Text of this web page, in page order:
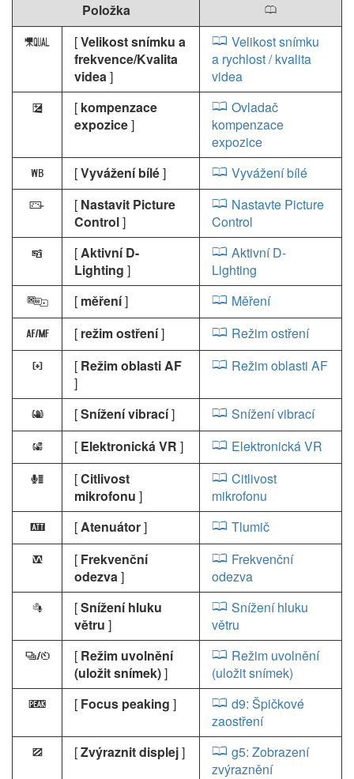
Položka
0
G [Velikost snímku a
frekvence/Kvalita
videa]
Velikost snímku
a rychlost / kvalita
videa
E [ kompenzace
expozice]
Ovladač
kompenzace
expozice
m [Vyvážení bílé] Vyvážení bílé
h [ Nastavit Picture
Control]
Nastavte Picture
Control
y [Aktivní D-
Lighting ]
Aktivní D-
Lighting
w [ měření] Měření
s [ režim ostření] Režim ostření
t [ Režim oblasti AF
]
Režim oblasti AF
u [Snížení vibrací] Snížení vibrací
4 [ Elektronická VR ] Elektronická VR
H [Citlivost
mikrofonu ]
Citlivost
mikrofonu
5 [Atenuátor] Tlumič
6 [ Frekvenční
odezva]
Frekvenční
odezva
7 [Snížení hluku
větru ]
Snížení hluku
větru
v [ Režim uvolnění
(uložit snímek)]
Režim uvolnění
(uložit snímek)
W [ Focus peaking ]
d9: Špičkové
zaostření
9 [Zvýraznit displej]
g5: Zobrazení
zvýraznění